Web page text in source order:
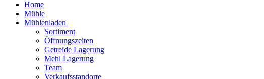
Home
Mühle
Mühlenladen
Sortiment
Öffnungszeiten
Getreide Lagerung
Mehl Lagerung
Team
Verkaufsstandorte